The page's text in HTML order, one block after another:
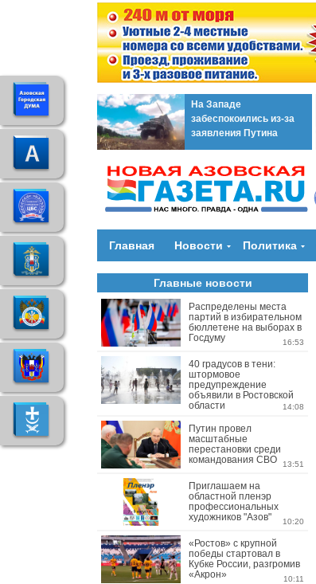
На Западе
забеспокоились из-за
заявления Путина
Главная Новости Политика
Главные новости
Распределены места
партий в избирательном
бюллетене на выборах в
Госдуму
16:53
40 градусов в тени:
штормовое
предупреждение
объявили в Ростовской
области
14:08
Путин провел
масштабные
перестановки среди
командования СВО
13:51
Приглашаем на
областной пленэр
профессиональных
художников "Азов"
10:20
«Ростов» с крупной
победы стартовал в
Кубке России, разгромив
«Акрон»
10:11